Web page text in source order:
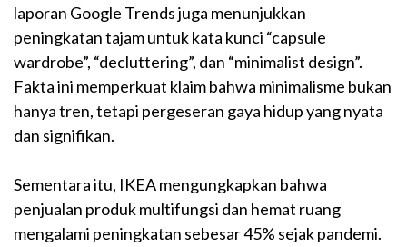
laporan Google Trends juga menunjukkan
peningkatan tajam untuk kata kunci “capsule
wardrobe”, “decluttering”, dan “minimalist design”.
Fakta ini memperkuat klaim bahwa minimalisme bukan
hanya tren, tetapi pergeseran gaya hidup yang nyata
dan signifikan.
Sementara itu, IKEA mengungkapkan bahwa
penjualan produk multifungsi dan hemat ruang
mengalami peningkatan sebesar 45% sejak pandemi.